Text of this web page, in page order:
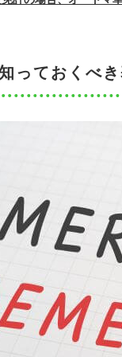
っておくべ